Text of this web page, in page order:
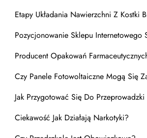
Etapy Układania Nawierzchni Z Kostki
Pozycjonowanie Sklepu Internetowego
Producent Opakowań
Czy Panele Fotowoltaiczne Mogą Się
Jak Przygotować Się Do
Ciekawość Jak Działają Narkotyki?